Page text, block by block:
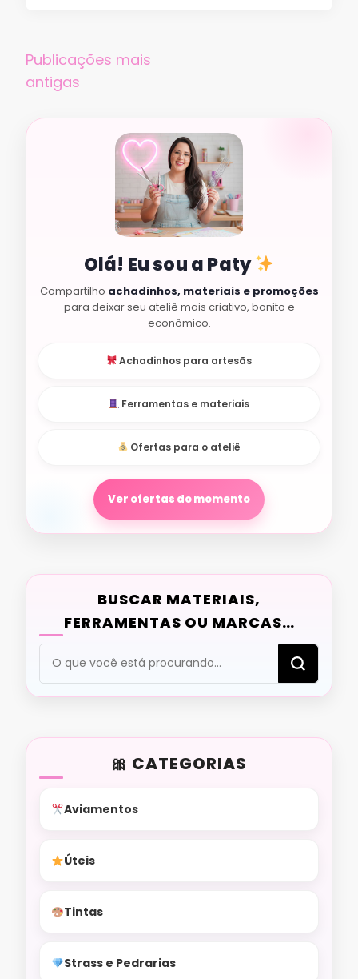
Navegação
por
Publicações mais
antigas
Olá! Eu sou a Paty
Compartilho achadinhos, materiais e promoções
para deixar seu ateliê mais criativo, bonito e
econômico.
Achadinhos para artesãs
Ferramentas e materiais
Ofertas para o ateliê
Ver ofertas do momento
BUSCAR MATERIAIS,
FERRAMENTAS OU MARCAS…
Procurando
algo?
CATEGORIAS
Aviamentos
Úteis
Tintas
Strass e Pedrarias